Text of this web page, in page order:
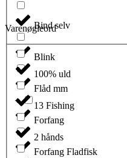
Bind selv
Blink
Flåd mm
Forfang
Forfang Fladfisk
Varenøgleord
100% uld
13 Fishing
2 hånds